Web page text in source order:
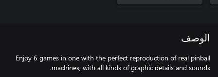
الوصف
Enjoy 6 games in one with the perfect reproduction of real pinball